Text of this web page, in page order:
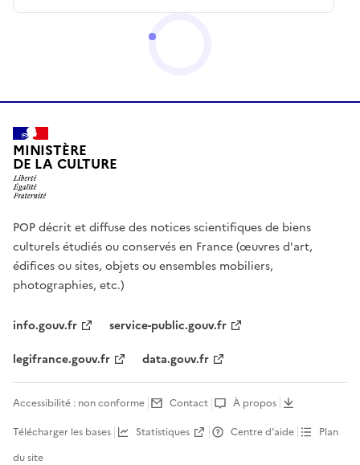
MINISTÈRE
DE LA CULTURE
POP décrit et diffuse des notices scientifiques de biens
culturels étudiés ou conservés en France (œuvres d'art,
édifices ou sites, objets ou ensembles mobiliers,
photographies, etc.)
info.gouv.fr
service-public.gouv.fr
legifrance.gouv.fr
data.gouv.fr
Accessibilité : non conforme Contact
À propos
Télécharger les bases
Statistiques Centre d’aide
Plan
du site